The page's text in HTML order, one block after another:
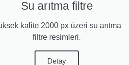
Su arıtma filtre
kalite 2000 px üzeri su arıtma
filtre resimleri.
Detay